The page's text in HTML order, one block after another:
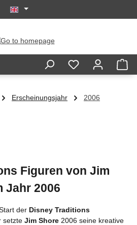
Erscheinungsjahr 2006
Figuren von Jim
Jahr 2006
der Disney Traditions
setzte Jim Shore 2006 seine kreative